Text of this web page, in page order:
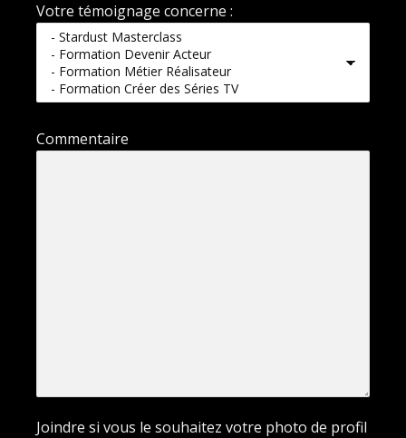
Votre témoignage concerne :
Commentaire
Joindre si vous le souhaitez votre photo de profil